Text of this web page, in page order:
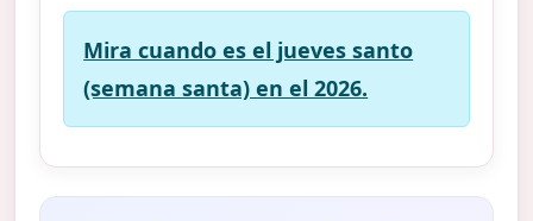
Mira cuando es el jueves santo
(semana santa) en el 2026.